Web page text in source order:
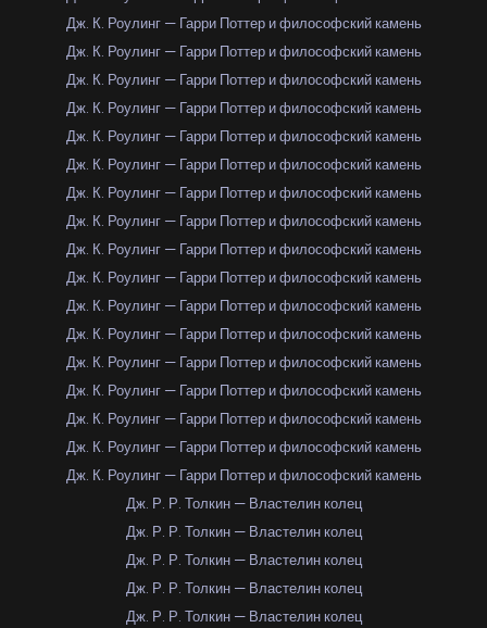
Дж. К. Роулинг — Гарри Поттер и философский камень
Дж. К. Роулинг — Гарри Поттер и философский камень
Дж. К. Роулинг — Гарри Поттер и философский камень
Дж. К. Роулинг — Гарри Поттер и философский камень
Дж. К. Роулинг — Гарри Поттер и философский камень
Дж. К. Роулинг — Гарри Поттер и философский камень
Дж. К. Роулинг — Гарри Поттер и философский камень
Дж. К. Роулинг — Гарри Поттер и философский камень
Дж. К. Роулинг — Гарри Поттер и философский камень
Дж. К. Роулинг — Гарри Поттер и философский камень
Дж. К. Роулинг — Гарри Поттер и философский камень
Дж. К. Роулинг — Гарри Поттер и философский камень
Дж. К. Роулинг — Гарри Поттер и философский камень
Дж. К. Роулинг — Гарри Поттер и философский камень
Дж. К. Роулинг — Гарри Поттер и философский камень
Дж. К. Роулинг — Гарри Поттер и философский камень
Дж. К. Роулинг — Гарри Поттер и философский камень
Дж. Р. Р. Толкин — Властелин колец
Дж. Р. Р. Толкин — Властелин колец
Дж. Р. Р. Толкин — Властелин колец
Дж. Р. Р. Толкин — Властелин колец
Дж. Р. Р. Толкин — Властелин колец